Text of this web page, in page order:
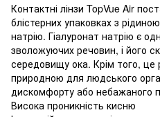
Контактні лінзи TopVue Air
блістерних упаковках з
натрію. Гіалуронат натрію є
зволожуючих речовин, і його
середовищу ока. Крім того,
природною для людського
дискомфорту або небажаного
Висока проникність кисню